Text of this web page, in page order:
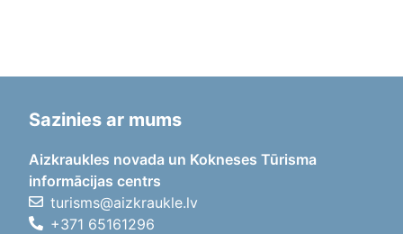
Sazinies ar mums
Aizkraukles novada un Kokneses Tūrisma
informācijas centrs
turisms@aizkraukle.lv
+371 65161296